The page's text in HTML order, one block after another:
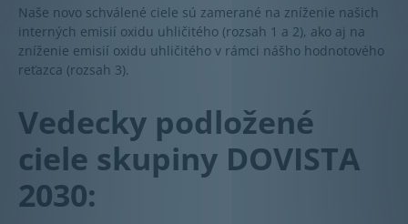
Naše novo schválené ciele sú zamerané na zníženie našich
interných emisií oxidu uhličitého (rozsah 1 a 2), ako aj na
zníženie emisií oxidu uhličitého v rámci nášho hodnotového
reťazca (rozsah 3).
Vedecky podložené
ciele skupiny DOVISTA
2030: